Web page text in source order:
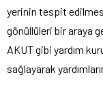
yerinin tespit
gönüllüleri bir araya
AKUT gibi yardım
sağlayarak